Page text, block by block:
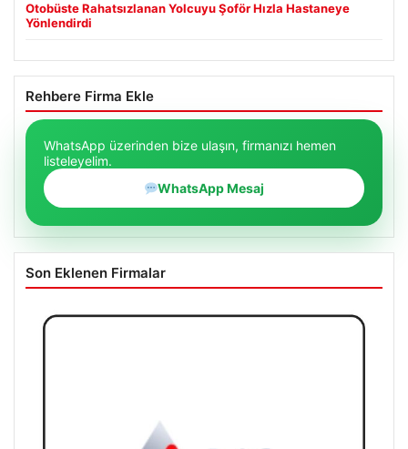
Otobüste Rahatsızlanan Yolcuyu Şoför Hızla Hastaneye
Yönlendirdi
Rehbere Firma Ekle
WhatsApp üzerinden bize ulaşın, firmanızı hemen
listeleyelim.
WhatsApp Mesaj
Son Eklenen Firmalar